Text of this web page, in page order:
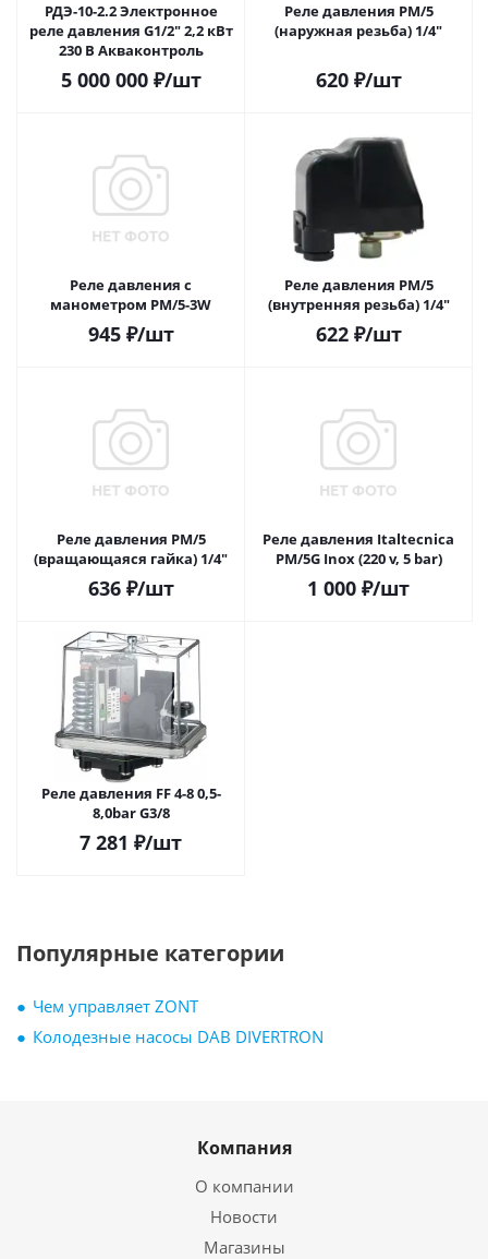
РДЭ-10-2.2 Электронное
реле давления G1/2" 2,2 кВт
230 В Акваконтроль
5 000 000₽/шт
Реле давления РМ/5
(наружная резьба) 1/4"
620₽/шт
Реле давления с
манометром РМ/5-3W
945₽/шт
Реле давления РМ/5
(внутренняя резьба) 1/4"
622₽/шт
Реле давления РМ/5
(вращающаяся гайка) 1/4"
636₽/шт
Реле давления Italtecnica
PM/5G Inox (220 v, 5 bar)
1 000 ₽/шт
Реле давления FF 4-8 0,5-
8,0bar G3/8
7 281 ₽/шт
Популярные категории
Чем управляет ZONT
Колодезные насосы DAB DIVERTRON
Компания
О компании
Новости
Магазины